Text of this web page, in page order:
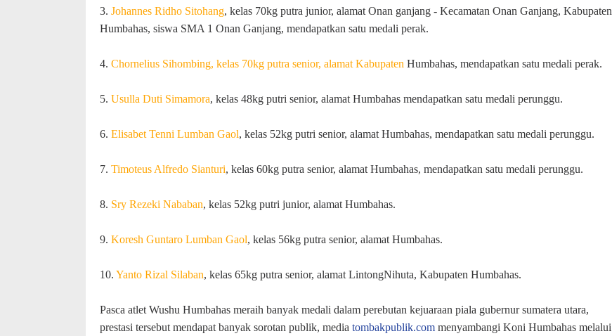
3. Johannes Ridho Sitohang, kelas 70kg putra junior, alamat Onan ganjang - Kecamatan Onan Ganjang, Kabupaten
Humbahas, siswa SMA 1 Onan Ganjang, mendapatkan satu medali perak.
4. Chornelius Sihombing, kelas 70kg putra senior, alamat Kabupaten Humbahas, mendapatkan satu medali perak.
5. Usulla Duti Simamora, kelas 48kg putri senior, alamat Humbahas mendapatkan satu medali perunggu.
6. Elisabet Tenni Lumban Gaol, kelas 52kg putri senior, alamat Humbahas, mendapatkan satu medali perunggu.
7. Timoteus Alfredo Sianturi, kelas 60kg putra senior, alamat Humbahas, mendapatkan satu medali perunggu.
8. Sry Rezeki Nababan, kelas 52kg putri junior, alamat Humbahas.
9. Koresh Guntaro Lumban Gaol, kelas 56kg putra senior, alamat Humbahas.
10. Yanto Rizal Silaban, kelas 65kg putra senior, alamat LintongNihuta, Kabupaten Humbahas.
Pasca atlet Wushu Humbahas meraih banyak medali dalam perebutan kejuaraan piala gubernur sumatera utara,
prestasi tersebut mendapat banyak sorotan publik, media tombakpublik.com menyambangi Koni Humbahas melalui